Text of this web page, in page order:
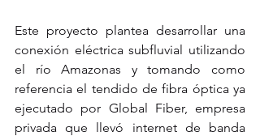
Este proyecto plantea desarrollar una
conexión eléctrica subfluvial utilizando
el río Amazonas y tomando como
referencia el tendido de fibra óptica ya
ejecutado por Global Fiber, empresa
privada que llevó internet de banda